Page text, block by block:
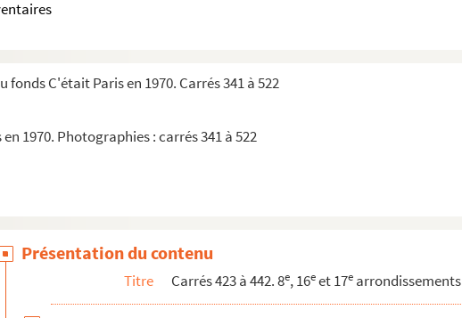
fonds C'était Paris en 1970. Carrés 341 à 522
1970. Photographies : carrés 341 à 522
Boulogne
Présentation du contenu
Titre Carrés 423 à 442. 8e, 16eet 17e arrondissements